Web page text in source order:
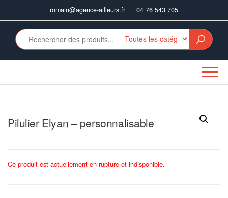
romain@agence-ailleurs.fr – 04 76 543 705
Pilulier Elyan – personnalisable
Ce produit est actuellement en rupture et indisponible.